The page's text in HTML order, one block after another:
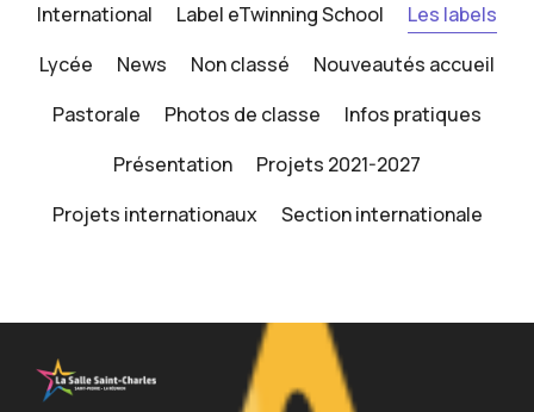
International
Label eTwinning School
Les labels
Lycée
News Non classé
Nouveautés accueil
Pastorale
Photos de classe
Infos pratiques
Présentation
Projets 2021-2027
Projets internationaux
Section internationale